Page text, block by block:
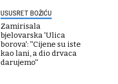
USUSRET BOŽIĆU
Zamirisala
bjelovarska 'Ulica
borova': ''Cijene su iste
kao lani, a dio drvaca
darujemo''